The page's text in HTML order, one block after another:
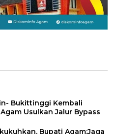
Bukittinggi Kembali
Usulkan Jalur Bypass
Bupati Agam:Jaga